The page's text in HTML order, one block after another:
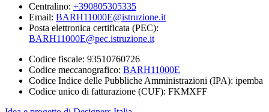
Centralino: +390805305335
Email: BARH11000E@istruzione.it
Posta elettronica certificata (PEC):
BARH11000E@pec.istruzione.it
Codice fiscale: 93510760726
Codice meccanografico: BARH11000E
Codice Indice delle Pubbliche Amministrazioni (IPA): ipemba
Codice unico di fatturazione (CUF): FKMXFF